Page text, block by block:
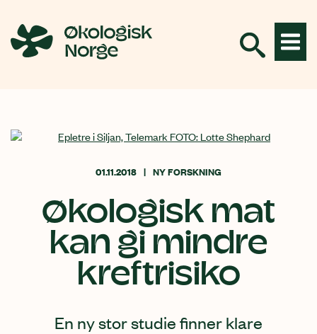
innhold
01.11.2018 NY FORSKNING
Økologisk mat
kan gi mindre
kreftrisiko
En ny stor studie finner klare